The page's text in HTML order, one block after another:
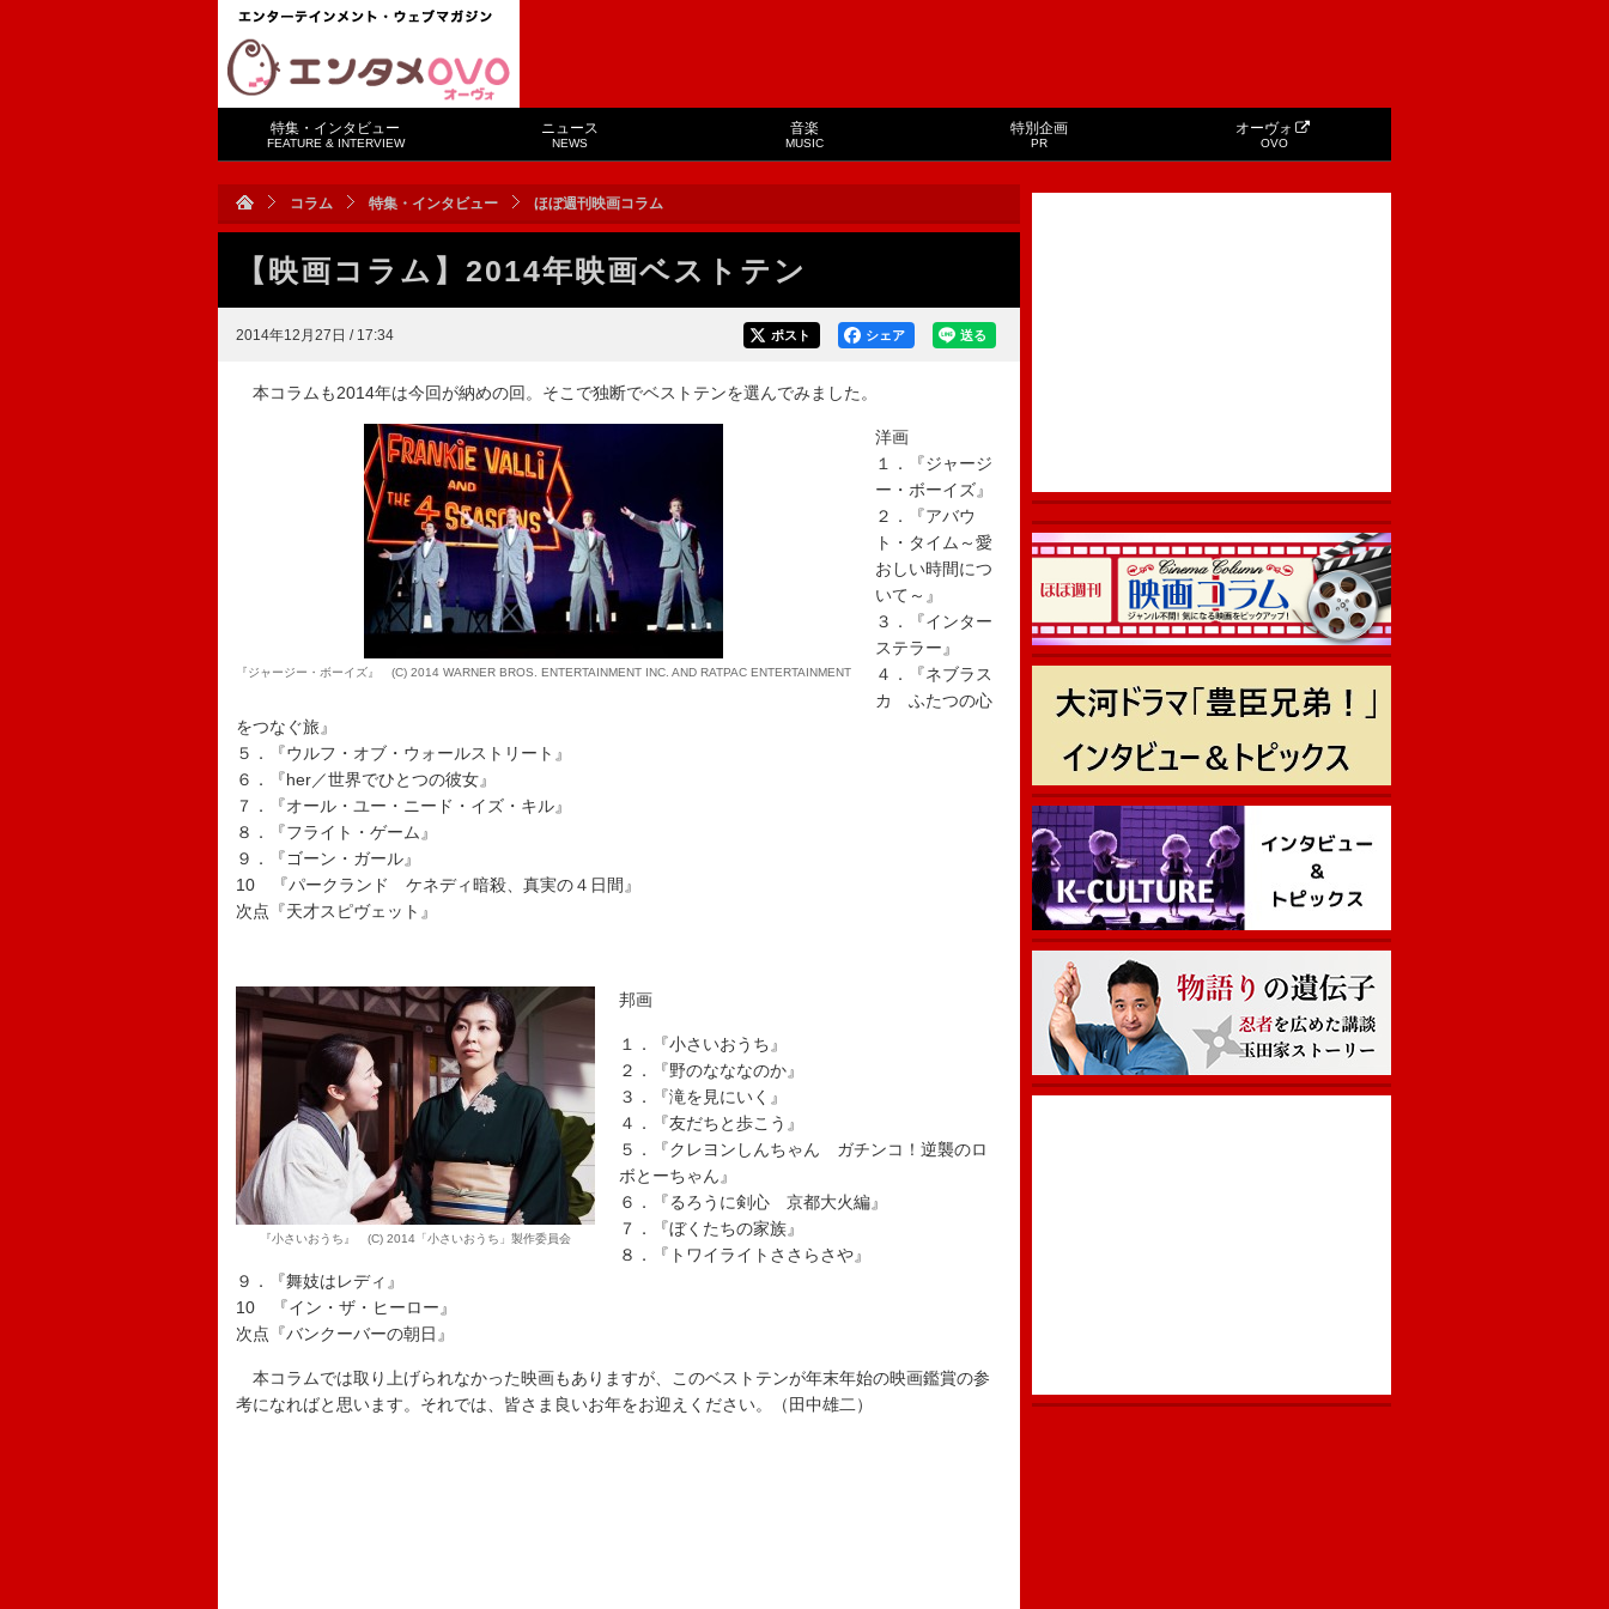
特集・インタビュー
FEATURE & INTERVIEW
ニュース
NEWS
音楽
MUSIC
特別企画
PR
オーヴォ
OVO
コラム 特集・インタビュー ほぼ週刊映画コラム
【映画コラム】2014年映画ベストテン
2014年12月27日 / 17:34 送る
シェア
ポスト
本コラムも2014年は今回が納めの回。そこで独断でベストテンを選んでみました。
『ジャージー・ボーイズ』 (C) 2014 WARNER BROS. ENTERTAINMENT INC. AND RATPAC ENTERTAINMENT
洋画
１．『ジャージ
ー・ボーイズ』
２．『アバウ
ト・タイム～愛
おしい時間につ
いて～』
３．『インター
ステラー』
４．『ネブラス
カ ふたつの心
をつなぐ旅』
５．『ウルフ・オブ・ウォールストリート』
６．『her／世界でひとつの彼女』
７．『オール・ユー・ニード・イズ・キル』
８．『フライト・ゲーム』
９．『ゴーン・ガール』
10 『パークランド ケネディ暗殺、真実の４日間』
次点『天才スピヴェット』
『小さいおうち』 (C) 2014「小さいおうち」製作委員会
邦画
１．『小さいおうち』
２．『野のなななのか』
３．『滝を見にいく』
４．『友だちと歩こう』
５．『クレヨンしんちゃん ガチンコ！逆襲のロ
ボとーちゃん』
６．『るろうに剣心 京都大火編』
７．『ぼくたちの家族』
８．『トワイライトささらさや』
９．『舞妓はレディ』
10 『イン・ザ・ヒーロー』
次点『バンクーバーの朝日』
本コラムでは取り上げられなかった映画もありますが、このベストテンが年末年始の映画鑑賞の参
考になればと思います。それでは、皆さま良いお年をお迎えください。（田中雄二）